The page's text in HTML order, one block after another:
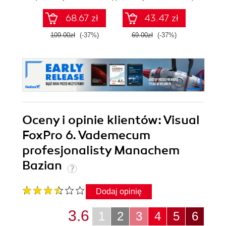
68.67 zł
109.00zł (-37%)
43.47 zł
69.00zł (-37%)
Oceny i opinie klientów: Visual
FoxPro 6. Vademecum
profesjonalisty Manachem
Bazian
Dodaj opinię
6
5
4
3
2
1
3.6